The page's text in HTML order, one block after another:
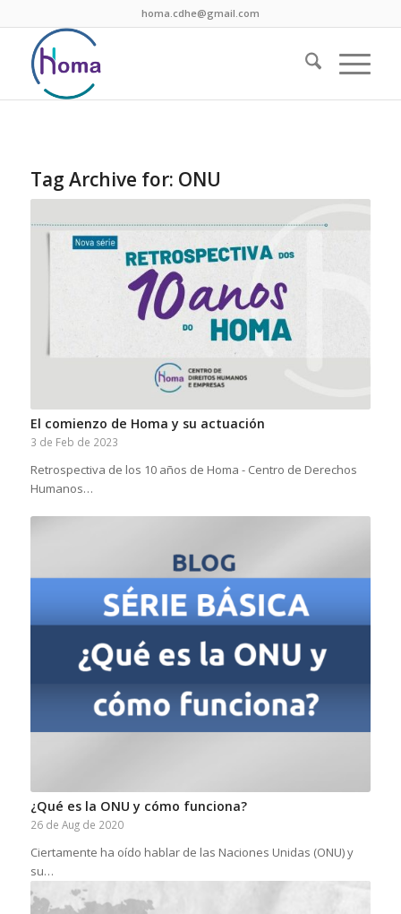
homa.cdhe@gmail.com
Tag Archive for: ONU
El comienzo de Homa y su actuación
3 de Feb de 2023
Retrospectiva de los 10 años de Homa - Centro de Derechos
Humanos…
¿Qué es la ONU y cómo funciona?
26 de Aug de 2020
Ciertamente ha oído hablar de las Naciones Unidas (ONU) y
su…